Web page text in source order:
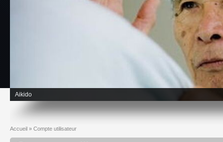
Aikido
Vous êtes ici
Accueil » Compte utilisateur